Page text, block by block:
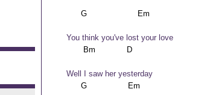
	You think you've lost your love
	Well I saw her yesterday